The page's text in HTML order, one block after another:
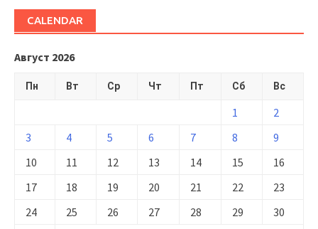
CALENDAR
Август 2026
Пн Вт Ср Чт Пт Сб Вс
1
2
3
4 5 6 7 8
9
10
11 12 13 14 15
16
17
18 19 20 21 22
23
24
25 26 27 28 29
30